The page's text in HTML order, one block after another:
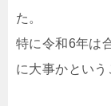
た。
特に令和6年は
に大事かという